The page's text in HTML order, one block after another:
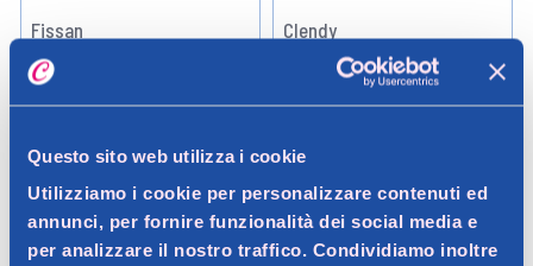
Questo sito web utilizza i cookie
Utilizziamo i cookie per personalizzare contenuti ed
annunci, per fornire funzionalità dei social media e
per analizzare il nostro traffico. Condividiamo inoltre
Fissan
Fissan Salviettine Delicate 65
Pezzi
2,99 €
Aggiungi
Clendy
Clendy Salviettine Baby 4
Confezioni da 15 Salviette
1,99 €
Aggiungi